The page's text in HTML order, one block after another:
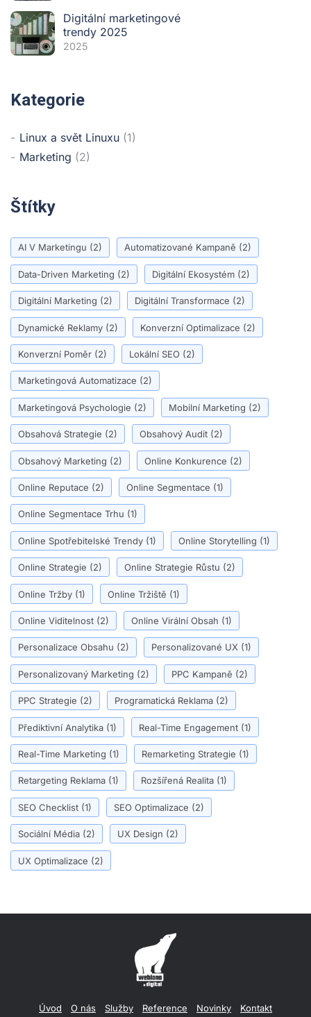
Digitální marketingové
trendy 2025
2025
Kategorie
Linux a svět Linuxu (1)
Marketing (2)
Štítky
AI V Marketingu (2) Automatizované Kampaně (2)
Data-Driven Marketing (2) Digitální Ekosystém (2)
Digitální Marketing (2) Digitální Transformace (2)
Dynamické Reklamy (2) Konverzní Optimalizace (2)
Konverzní Poměr (2) Lokální SEO (2)
Marketingová Automatizace (2)
Marketingová Psychologie (2) Mobilní Marketing (2)
Obsahová Strategie (2) Obsahový Audit (2)
Obsahový Marketing (2) Online Konkurence (2)
Online Reputace (2) Online Segmentace (1)
Online Segmentace Trhu (1)
Online Spotřebitelské Trendy (1) Online Storytelling (1)
Online Strategie (2) Online Strategie Růstu (2)
Online Tržby (1) Online Tržiště (1)
Online Viditelnost (2) Online Virální Obsah (1)
Personalizace Obsahu (2) Personalizované UX (1)
Personalizovaný Marketing (2) PPC Kampaně (2)
PPC Strategie (2) Programatická Reklama (2)
Přediktivní Analytika (1) Real-Time Engagement (1)
Real-Time Marketing (1) Remarketing Strategie (1)
Retargeting Reklama (1) Rozšířená Realita (1)
SEO Checklist (1) SEO Optimalizace (2)
Sociální Média (2) UX Design (2)
UX Optimalizace (2)
Úvod O nás Služby Reference Novinky Kontakt